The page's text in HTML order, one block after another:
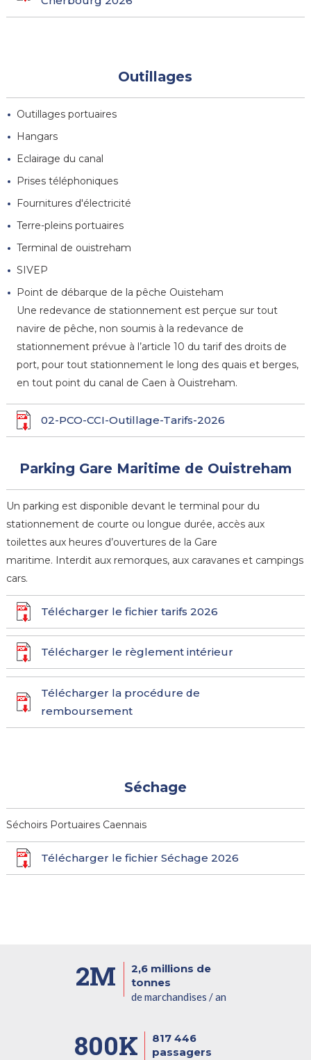
Outillages
Outillages portuaires
Hangars
Eclairage du canal
Prises téléphoniques
Fournitures d'électricité
Terre-pleins portuaires
Terminal de ouistreham
SIVEP
Point de débarque de la pêche Ouisteham
Une redevance de stationnement est perçue sur tout
navire de pêche, non soumis à la redevance de
stationnement prévue à l’article 10 du tarif des droits de
port, pour tout stationnement le long des quais et berges,
en tout point du canal de Caen à Ouistreham.
02-PCO-CCI-Outillage-Tarifs-2026
Parking Gare Maritime de Ouistreham
Un parking est disponible devant le terminal pour du
stationnement de courte ou longue durée, accès aux
toilettes aux heures d’ouvertures de la Gare
maritime. Interdit aux remorques, aux caravanes et campings
cars.
Télécharger le fichier tarifs 2026
Télécharger le règlement intérieur
Télécharger la procédure de
remboursement
Séchage
Séchoirs Portuaires Caennais
Télécharger le fichier Séchage 2026
2M
2,6 millions de
tonnes
de marchandises / an
800K
817 446
passagers